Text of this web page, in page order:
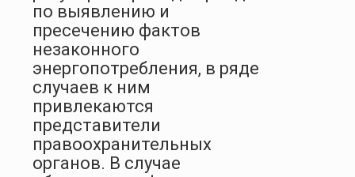
по выявлению и
пресечению фактов
незаконного
энергопотребления, в ряде
случаев к ним
привлекаются
представители
правоохранительных
органов. В случае